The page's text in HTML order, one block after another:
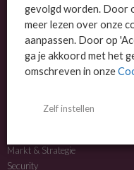
OVER MSP BUSINESS
MSP Business is het
NIEUWS
Markt & Strategie
Security
gevolgd worden. Door
meer lezen over onze
aanpassen. Door op
ga je akkoord met het
omschreven in onze
Zelf instellen